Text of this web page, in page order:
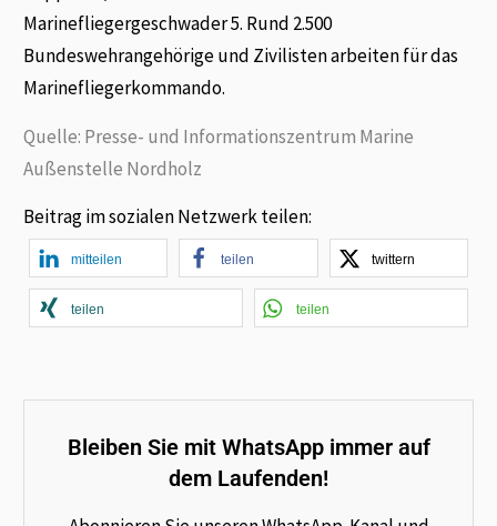
Marinefliegergeschwader 5. Rund 2.500
Bundeswehrangehörige und Zivilisten arbeiten für das
Marinefliegerkommando.
Quelle: Presse- und Informationszentrum Marine
Außenstelle Nordholz
Beitrag im sozialen Netzwerk teilen:
mitteilen teilen twittern
teilen teilen
Bleiben Sie mit WhatsApp immer auf
dem Laufenden!